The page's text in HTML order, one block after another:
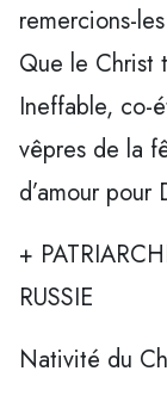
remercions-
Que le Christ
Ineffable, co-
vêpres de la
d’amour
+
RUSSIE
Nativité du